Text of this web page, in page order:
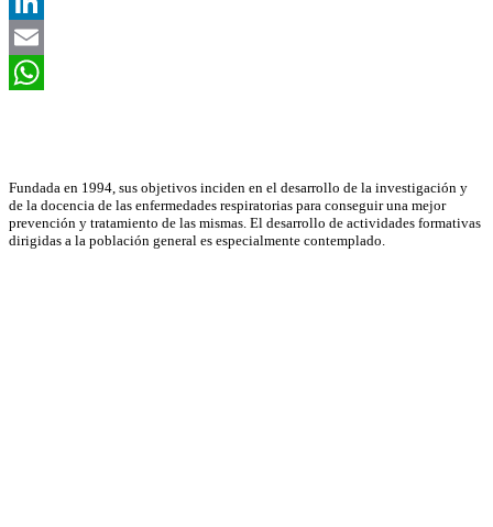
LinkedIn
Email
Fundada en 1994, sus objetivos inciden en el desarrollo de la investigación y
de la docencia de las enfermedades respiratorias para conseguir una mejor
prevención y tratamiento de las mismas. El desarrollo de actividades formativas
dirigidas a la población general es especialmente contemplado.